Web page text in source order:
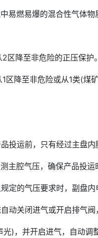
易燃易爆的混合性气体
降至非危险的正压保护。
降至非危险或从1类(煤
投运前，只有经过主盘内
主腔气压，确保产品投
定的气压要求时，副盘
动关闭进气或开启排气
)，并开启进气，自动调